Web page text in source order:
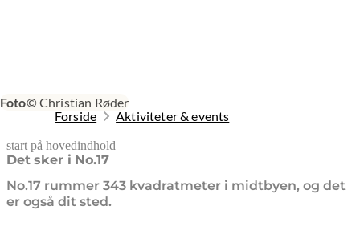
Foto© Christian Røder
Forside
Aktiviteter & events
start på hovedindhold
Det sker i No.17
No.17 rummer 343 kvadratmeter i midtbyen, og det
er også dit sted.
senest opdateret 21. juni 2026